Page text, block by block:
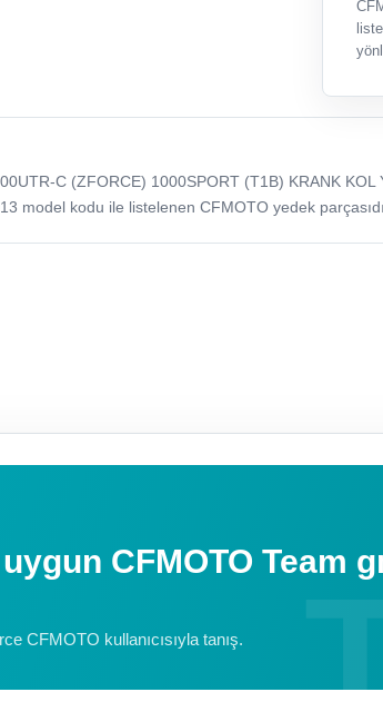
C (ZFORCE) 1000SPORT (T1B) KRANK KOL
model kodu ile listelenen CFMOTO yedek
CFMOTO Team
CFMOTO kullanıcısıyla tanış.